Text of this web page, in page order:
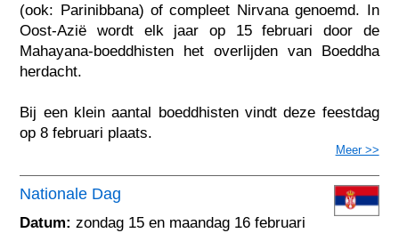
(ook: Parinibbana) of compleet Nirvana genoemd. In
Oost-Azië wordt elk jaar op 15 februari door de
Mahayana-boeddhisten het overlijden van Boeddha
herdacht.
Bij een klein aantal boeddhisten vindt deze feestdag
op 8 februari plaats.
Meer >>
Nationale Dag
Datum: zondag 15 en maandag 16 februari